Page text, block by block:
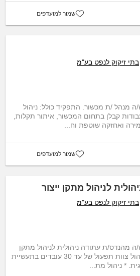
שמור למועדפים
בתי זיקוק לנפט בע"מ
ה מנהל /ת מכשור. התפקיד כולל: ניהול
קבלן בתחום המכשור, איתור תקלות,
ואחזקה שוטפת וח...
שמור למועדפים
לניהול מתקן ייצור
בתי זיקוק לנפט בע"מ
ה מהנדס/ת עתודה ניהולית לניהול מתקן
ייצור. התפקיד כולל: * ניהול צוות תפעול של עד 30 עובדים בתעשיית
* ניהול מת...